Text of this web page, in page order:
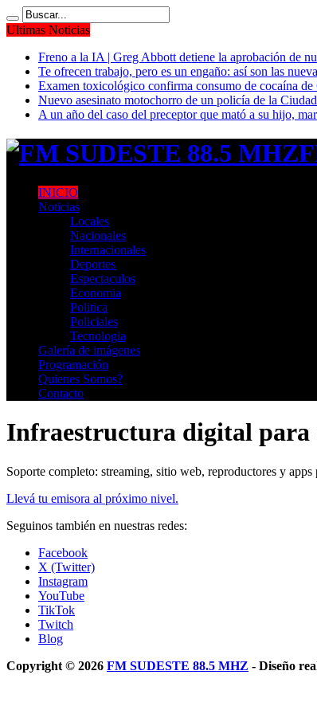
Ultimas Noticias
Freno a la IA | Greg Abbott detiene la aprobación de
Te ofrecen trabajo, pero es un engaño: así son las
Examen toxicológico confirma consumo de cocaína de
Nuevo asesinato motochorro de un policía de la
A un año del caso del preceptor que mató a su hijo,
INICIO
Noticias
Locales
Nacionales
Internacionales
Deportes
Espectaculos
Economia
Politica
Policiales
Tecnologia
Galería de imágenes
Programación
Quienes Somos?
Contacto
Infraestructura digital para
Soporte completo: streaming, sitio web, reproductores y apps
Llevá tu emisora al próximo nivel.
Seguinos también en nuestras redes:
Facebook
X (Twitter)
Instagram
YouTube
TikTok
Twitch
Blog
Copyright © 2026 FM SUDESTE 88.5 MHZ - Diseño